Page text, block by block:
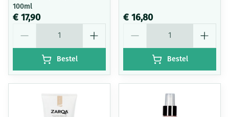
100ml
€ 17,90
Bestel
€ 16,80
Bestel